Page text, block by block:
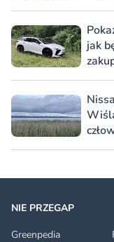
jak
NIE PRZEGAP
Greenpedia